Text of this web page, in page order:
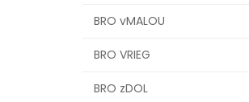
BRO vMALOU
BRO VRIEG
BRO zDOL